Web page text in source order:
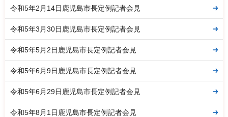
令和5年2月14日鹿児島市長定例記者会見
令和5年3月30日鹿児島市長定例記者会見
令和5年5月2日鹿児島市長定例記者会見
令和5年6月9日鹿児島市長定例記者会見
令和5年6月29日鹿児島市長定例記者会見
令和5年8月1日鹿児島市長定例記者会見